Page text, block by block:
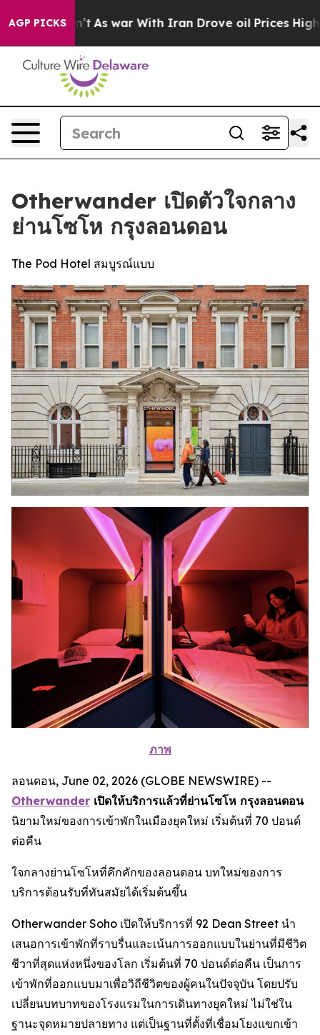
AGP PICKSAs war With Iran Drove oil Prices Higher,
Otherwander เปิดตัวใจกลาง
ย่านโซโห กรุงลอนดอน
The Pod Hotel สมบูรณ์แบบ
ภาพ
ลอนดอน, June 02, 2026 (GLOBE NEWSWIRE) --
Otherwander เปิดให้บริการแล้วที่ย่านโซโห กรุงลอนดอน
นิยามใหม่ของการเข้าพักในเมืองยุคใหม่ เริ่มต้นที่ 70 ปอนด์
ต่อคืน
ใจกลางย่านโซโหที่คึกคักของลอนดอน บทใหม่ของการ
บริการต้อนรับที่ทันสมัยได้เริ่มต้นขึ้น
Otherwander Soho เปิดให้บริการที่ 92 Dean Street นำ
เสนอการเข้าพักที่ราบรื่นและเน้นการออกแบบในย่านที่มีชีวิต
ชีวาที่สุดแห่งหนึ่งของโลก เริ่มต้นที่ 70 ปอนด์ต่อคืน เป็นการ
เข้าพักที่ออกแบบมาเพื่อวิถีชีวิตของผู้คนในปัจจุบัน โดยปรับ
เปลี่ยนบทบาทของโรงแรมในการเดินทางยุคใหม่ ไม่ใช่ใน
ฐานะจุดหมายปลายทาง แต่เป็นฐานที่ตั้งที่เชื่อมโยงแขกเข้า